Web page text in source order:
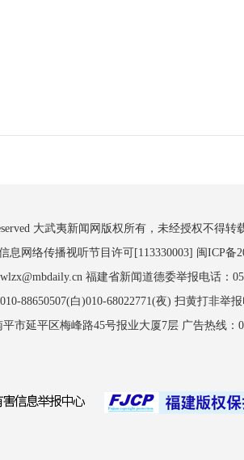
大武夷新闻网版权所有，未经授权不得转
网络传播视听节目许可[113330003] 闽ICP备
福建省新闻道德委举报电话：
88650507(白)010-68022771(夜) 扫黄打非举
市延平区梅峰路45号报业大厦7层 广告热线：